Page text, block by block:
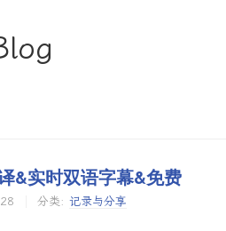
&实时双语字幕&免费
分类: 记录与分享